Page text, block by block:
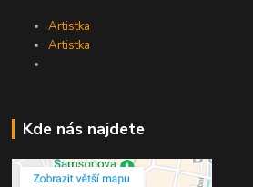
Artistka
Artistka
Kde nás najdete